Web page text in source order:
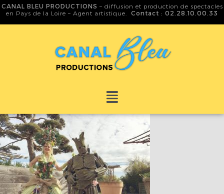
CANAL BLEU PRODUCTIONS – diffusion et production de spectacles
en Pays de la Loire – Agent artistique. Contact : 02.28.10.00.33